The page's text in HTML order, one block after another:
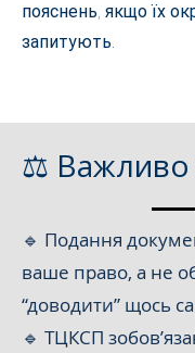
пояснень, якщо їх
запитують.
⚖️ Важливо
🔹 Подання
ваше право, а не
“доводити” щось
🔹 ТЦКСП